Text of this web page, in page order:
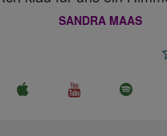
SANDRA MAAS